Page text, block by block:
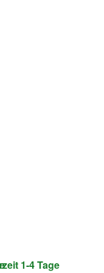
1-4 Tage